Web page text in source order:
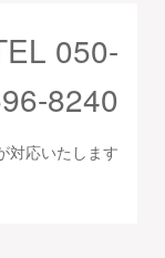
050-
8240
応いたします